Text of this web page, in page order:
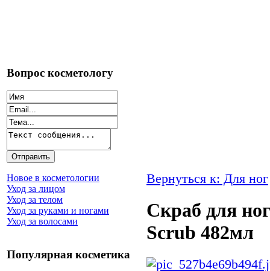
Вопрос косметологу
Новое в косметологии
Уход за лицом
Уход за телом
Уход за руками и ногами
Уход за волосами
Популярная косметика
Вернуться к: Для ног
Скраб для
Scrub 482мл